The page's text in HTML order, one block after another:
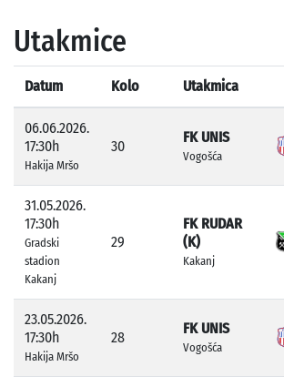
Utakmice
Datum Kolo Utakmica
06.06.2026.
17:30h
Hakija Mršo
30
FK UNIS
Vogošća
31.05.2026.
17:30h
Gradski
stadion
Kakanj
29
FK RUDAR
(K)
Kakanj
23.05.2026.
17:30h
Hakija Mršo
28
FK UNIS
Vogošća